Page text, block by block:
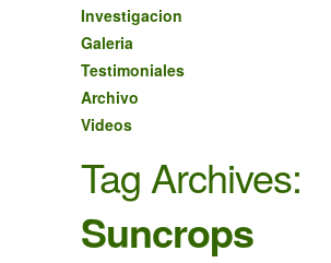
Investigacion
Galeria
Testimoniales
Archivo
Videos
Tag Archives:
Suncrops